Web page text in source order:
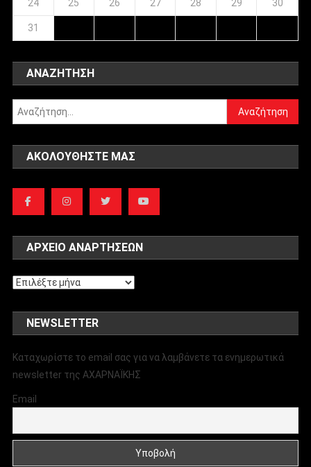
24 25 26 27 28 29 30
31
ΑΝΑΖΉΤΗΣΗ
Αναζήτηση
για:
ΑΚΟΛΟΥΘΉΣΤΕ ΜΑΣ
ΑΡΧΕΊΟ ΑΝΑΡΤΉΣΕΩΝ
Αρχείο
NEWSLETTER
Καταχωρίστε το email σας για να λαμβάνετε τα ενημερωτικά
newsletter της ΑΧΑΡΝΑΪΚΗΣ
Email